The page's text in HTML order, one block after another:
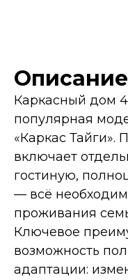
Каркасный дом
популярная
«Каркас Тайги».
включает
гостиную,
— всё
проживания
Ключевое
возможность
адаптации: